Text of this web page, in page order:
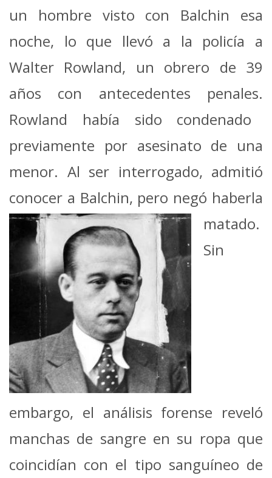
un hombre visto con Balchin esa
noche, lo que llevó a la policía a
Walter Rowland, un obrero de 39
años con antecedentes penales.
Rowland había sido condenado
previamente por asesinato de una
menor. Al ser interrogado, admitió
conocer a Balchin, pero negó haberla
matado.
Sin
embargo, el análisis forense reveló
manchas de sangre en su ropa que
coincidían con el tipo sanguíneo de